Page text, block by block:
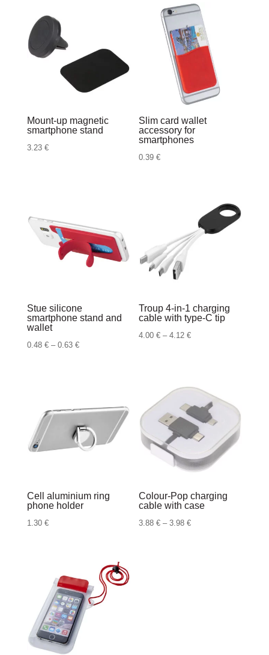
0.51 €
do
0.63 €
Mount-up magnetic
smartphone stand
3.23 €
Slim card wallet
accessory for
smartphones
0.39€
Stue silicone
smartphone stand and
wallet
0.48 € – 0.63 €Raspon
do
0.63 €
Troup 4-in-1 charging
cable with type-C tip
4.00€ – 4.12€Raspon
4.12 €
Cell aluminium ring
phone holder
1.30 €
Colour-Pop charging
cable with case
3.88€ – 3.98€Raspon